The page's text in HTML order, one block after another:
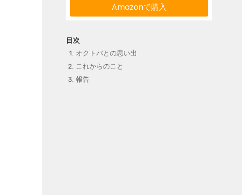
オクトバとの思い出
これからのこと
報告
Amazonで購入